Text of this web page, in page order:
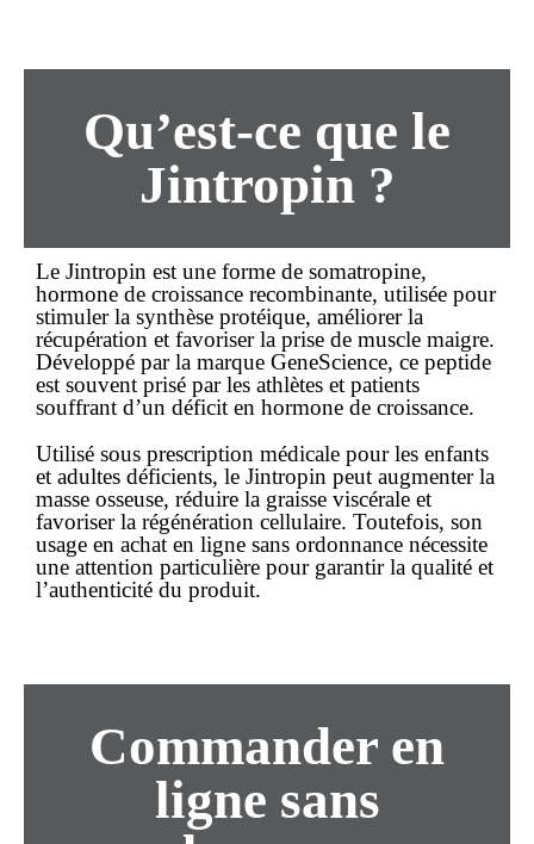
Qu’est-ce que le
Jintropin ?
Le Jintropin est une forme de somatropine,
hormone de croissance recombinante, utilisée pour
stimuler la synthèse protéique, améliorer la
récupération et favoriser la prise de muscle maigre.
Développé par la marque GeneScience, ce peptide
est souvent prisé par les athlètes et patients
souffrant d’un déficit en hormone de croissance.
Utilisé sous prescription médicale pour les enfants
et adultes déficients, le Jintropin peut augmenter la
masse osseuse, réduire la graisse viscérale et
favoriser la régénération cellulaire. Toutefois, son
usage en achat en ligne sans ordonnance nécessite
une attention particulière pour garantir la qualité et
l’authenticité du produit.
Commander en
ligne sans